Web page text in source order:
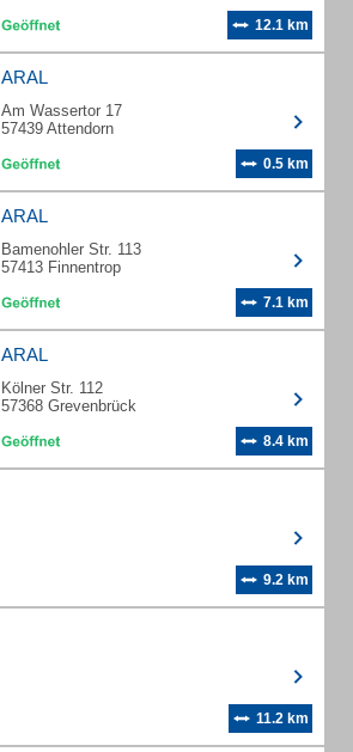
12.1 km
ARAL
Am Wassertor 17
57439 Attendorn
0.5 km
ARAL
Bamenohler Str. 113
57413 Finnentrop
7.1 km
ARAL
Kölner Str. 112
57368 Grevenbrück
8.4 km
9.2 km
11.2 km